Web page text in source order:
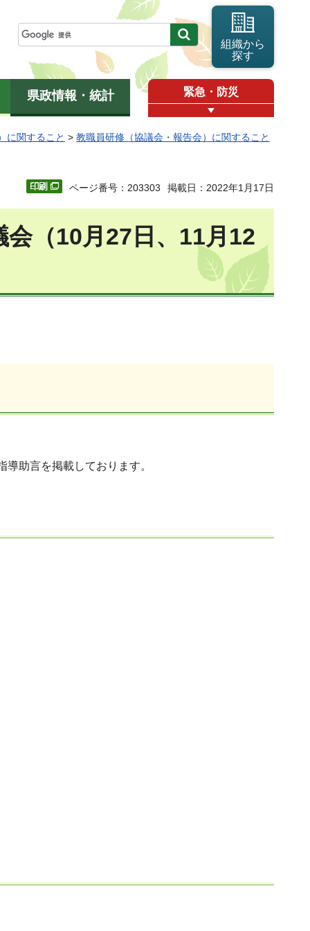
組織から
探す
県政情報・統計 緊急・防災
に関すること > 教職員研修（協議会・報告会）に関すること
ページ番号：203303 掲載日：2022年1月17日
（10月27日、11月12
助言を掲載しております。